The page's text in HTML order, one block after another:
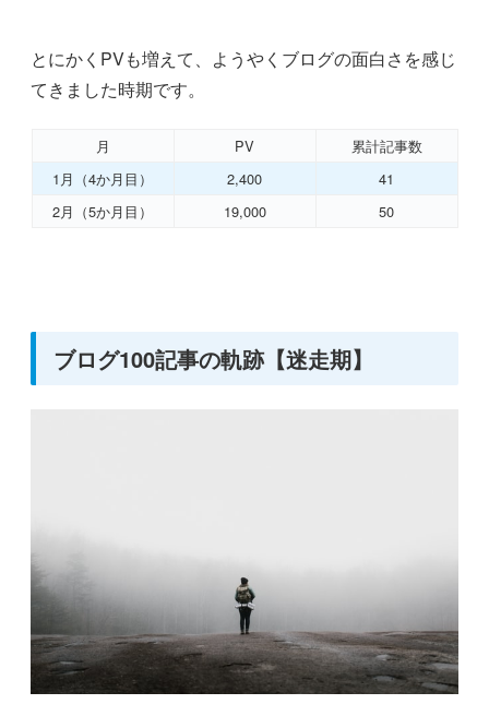
とにかくPVも増えて、ようやくブログの面白さを感じ
てきました時期です。
月 PV
累計記事数
1月（4か月目）
2,400
41
2月（5か月目）
19,000 50
ブログ100記事の軌跡【迷走期】